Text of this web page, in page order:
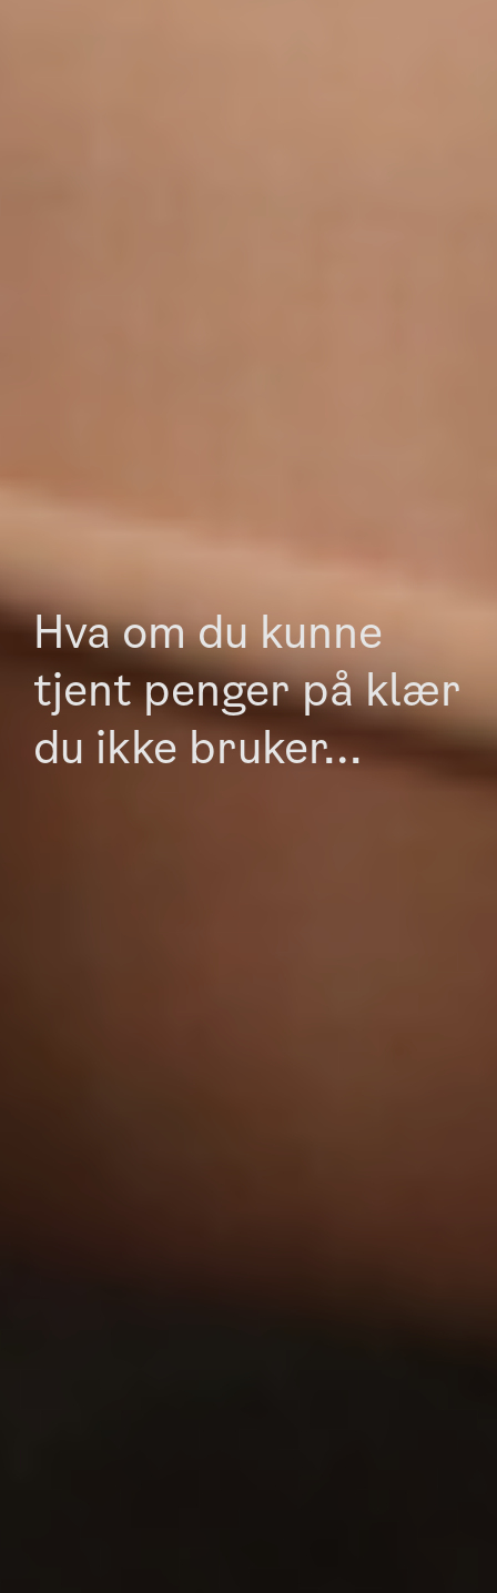
Hva om du kunne
tjent penger på klær
du ikke bruker...